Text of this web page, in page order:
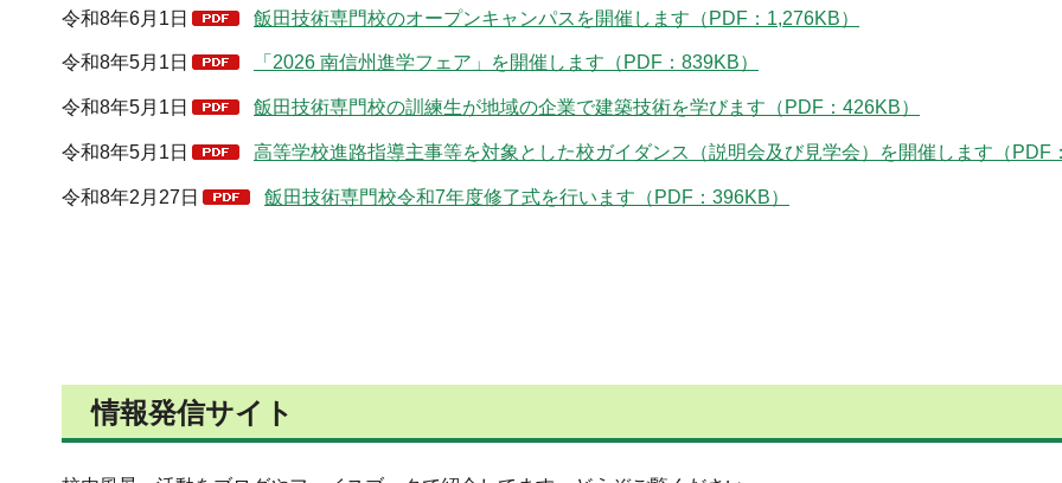
令和8年6月1日 飯田技術専門校のオープンキャンパスを開催します（PDF：1,276KB）
令和8年5月1日 「2026 南信州進学フェア」を開催します（PDF：839KB）
令和8年5月1日 飯田技術専門校の訓練生が地域の企業で建築技術を学びます（PDF：426KB）
令和8年5月1日 高等学校進路指導主事等を対象とした校ガイダンス（説明会及び見学会）を開催します（PDF
令和8年2月27日 飯田技術専門校令和7年度修了式を行います（PDF：396KB）
情報発信サイト